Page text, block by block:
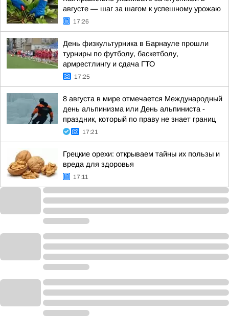
августе — шаг за шагом к успешному урожаю
17:26
День физкультурника в Барнауле прошли
турниры по футболу, баскетболу,
армрестлингу и сдача ГТО
17:25
8 августа в мире отмечается Международный
день альпинизма или День альпиниста -
праздник, который по праву не знает границ
17:21
Грецкие орехи: открываем тайны их пользы и
вреда для здоровья
17:11